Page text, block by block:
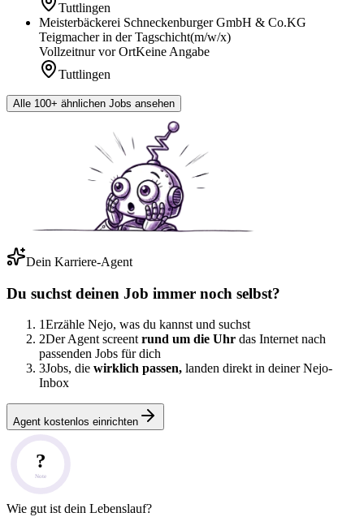
Tuttlingen
Meisterbäckerei Schneckenburger GmbH & Co.KG
Teigmacher in der Tagschicht(m/w/x)
Vollzeitnur vor OrtKeine Angabe
Tuttlingen
Alle 100+ ähnlichen Jobs ansehen
Dein Karriere-Agent
Du suchst deinen Job immer noch selbst?
1Erzähle Nejo, was du kannst und suchst
2Der Agent screent rund um die Uhr das Internet nach
passenden Jobs für dich
3Jobs, die wirklich passen, landen direkt in deiner Nejo-
Inbox
Agent kostenlos einrichten
?
Note
Wie gut ist dein Lebenslauf?